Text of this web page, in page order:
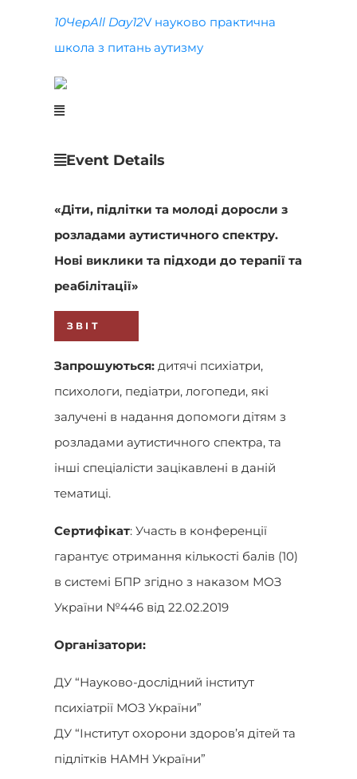
10ЧерAll Day12V науково практична
школа з питань аутизму
Event Details
«Діти, підлітки та молоді доросли з
розладами аутистичного спектру.
Нові виклики та підходи до терапії та
реабілітації»
ЗВІТ
Запрошуються: дитячі психіатри,
психологи, педіатри, логопеди, які
залучені в надання допомоги дітям з
розладами аутистичного спектра, та
інші спеціалісти зацікавлені в даній
тематиці.
Сертифікат: Участь в конференції
гарантує отримання кількості балів (10)
в системі БПР згідно з наказом МОЗ
України №446 від 22.02.2019
Організатори:
ДУ “Науково-дослідний інститут
психіатрії МОЗ України”
ДУ “Інститут охорони здоров’я дітей та
підлітків НАМН України”